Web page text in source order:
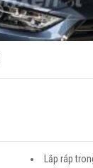
Lắp ráp